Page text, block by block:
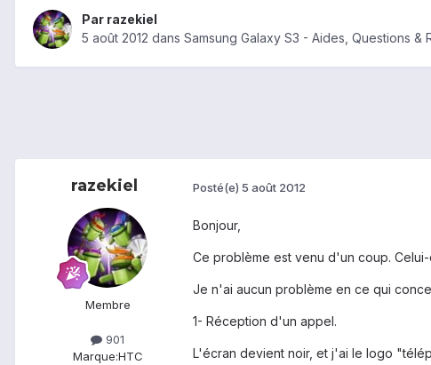
Par razekiel
5 août 2012 dans Samsung Galaxy S3 - Aides, Questions &
razekiel
Membre
901
Marque:HTC
Posté(e) 5 août 2012
Bonjour,
Ce problème est venu d'un coup.
Je n'ai aucun problème en ce qui
1- Réception d'un appel.
L'écran devient noir, et j'ai le logo